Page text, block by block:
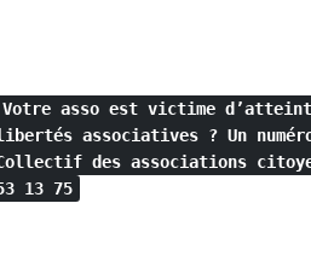
Votre asso est victime
associatives ? Un
des associations
13 75